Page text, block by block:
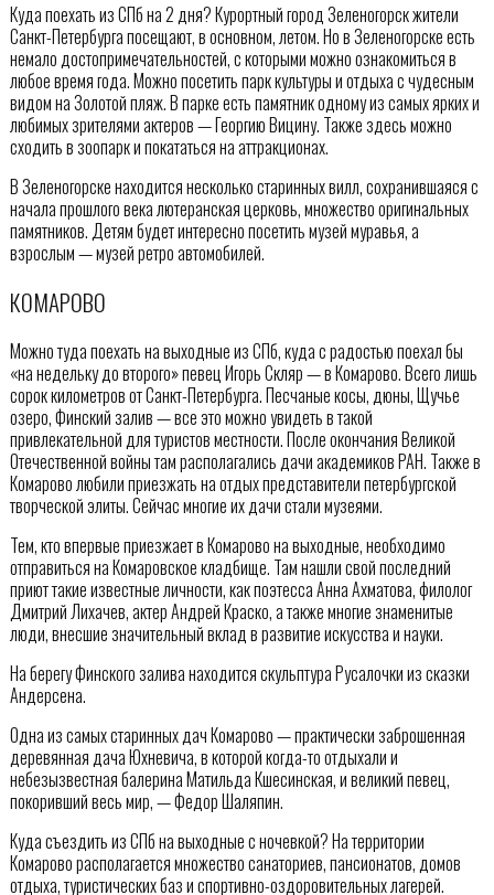
Куда поехать из СПб на 2 дня? Курортный город Зеленогорск жители
Санкт-Петербурга посещают, в основном, летом. Но в Зеленогорске есть
немало достопримечательностей, с которыми можно ознакомиться в
любое время года. Можно посетить парк культуры и отдыха с чудесным
видом на Золотой пляж. В парке есть памятник одному из самых ярких и
любимых зрителями актеров — Георгию Вицину. Также здесь можно
сходить в зоопарк и покататься на аттракционах.
В Зеленогорске находится несколько старинных вилл, сохранившаяся с
начала прошлого века лютеранская церковь, множество оригинальных
памятников. Детям будет интересно посетить музей муравья, а
взрослым — музей ретро автомобилей.
КОМАРОВО
Можно туда поехать на выходные из СПб, куда с радостью поехал бы
«на недельку до второго» певец Игорь Скляр — в Комарово. Всего лишь
сорок километров от Санкт-Петербурга. Песчаные косы, дюны, Щучье
озеро, Финский залив — все это можно увидеть в такой
привлекательной для туристов местности. После окончания Великой
Отечественной войны там располагались дачи академиков РАН. Также в
Комарово любили приезжать на отдых представители петербургской
творческой элиты. Сейчас многие их дачи стали музеями.
Тем, кто впервые приезжает в Комарово на выходные, необходимо
отправиться на Комаровское кладбище. Там нашли свой последний
приют такие известные личности, как поэтесса Анна Ахматова, филолог
Дмитрий Лихачев, актер Андрей Краско, а также многие знаменитые
люди, внесшие значительный вклад в развитие искусства и науки.
На берегу Финского залива находится скульптура Русалочки из сказки
Андерсена.
Одна из самых старинных дач Комарово — практически заброшенная
деревянная дача Юхневича, в которой когда-то отдыхали и
небезызвестная балерина Матильда Кшесинская, и великий певец,
покоривший весь мир, — Федор Шаляпин.
Куда съездить из СПб на выходные с ночевкой? На территории
Комарово располагается множество санаториев, пансионатов, домов
отдыха, туристических баз и спортивно-оздоровительных лагерей.